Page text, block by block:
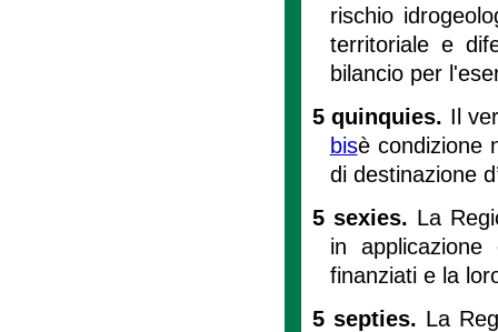
rischio
territoriale e
bilancio per
5 quinquies. Il
bisè condizione
di destinazione
5 sexies. La
in
finanziati e la
5 septies. La